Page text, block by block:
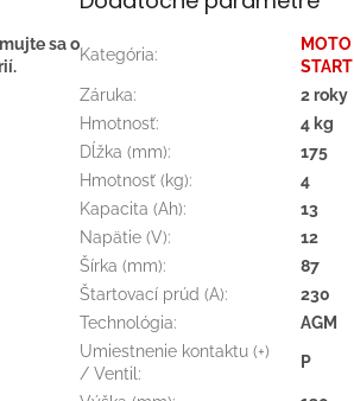
sa o
Kategória:
MOTO
START
Záruka:
2 roky
Hmotnosť:
4 kg
Dĺžka (mm):
175
Hmotnosť (kg):
4
Kapacita (Ah):
13
Napätie (V):
12
Šírka (mm):
87
Štartovací prúd (A):
230
Technológia:
AGM
Umiestnenie kontaktu (+)
/ Ventil :
P